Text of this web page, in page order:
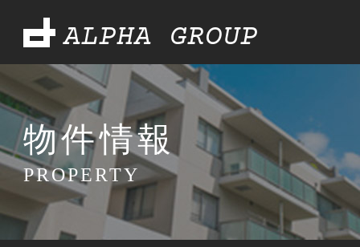
ALPHA GROUP
物件情報
PROPERTY